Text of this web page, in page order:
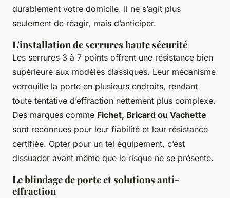
durablement votre domicile. Il ne s’agit plus
seulement de réagir, mais d’anticiper.
L'installation de serrures haute sécurité
Les serrures 3 à 7 points offrent une résistance bien
supérieure aux modèles classiques. Leur mécanisme
verrouille la porte en plusieurs endroits, rendant
toute tentative d’effraction nettement plus complexe.
Des marques comme Fichet, Bricard ou Vachette
sont reconnues pour leur fiabilité et leur résistance
certifiée. Opter pour un tel équipement, c’est
dissuader avant même que le risque ne se présente.
Le blindage de porte et solutions anti-
effraction